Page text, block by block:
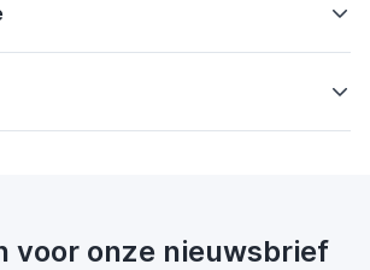
voor onze nieuwsbrief